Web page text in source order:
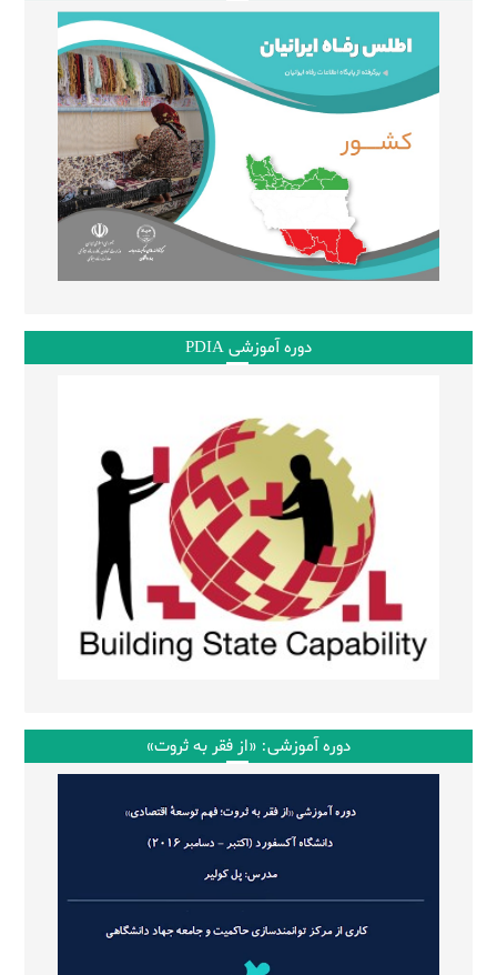
دوره آموزشی PDIA
دوره آموزشی: «از فقر به ثروت»